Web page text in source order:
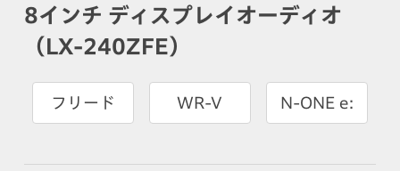
8インチ ディスプレイオーディオ
（LX-240ZFE）
フリード WR-V N-ONE e: